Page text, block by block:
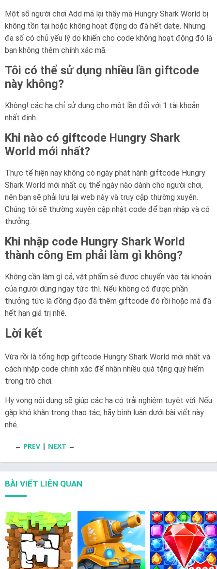
Một số người chơi Add mã lại thấy mã Hungry Shark World bị
không tồn tại hoặc không hoạt động do đã hết date. Nhưng
đa số có chủ yếu lý do khiến cho code không hoạt động đó là
bạn không thêm chính xác mã.
Tôi có thể sử dụng nhiều lần giftcode
này không?
Không! các hạ chỉ sử dụng cho một lần đối với 1 tài khoản
nhất định.
Khi nào có giftcode Hungry Shark
World mới nhất?
Thực tế hiện nay không có ngày phát hành giftcode Hungry
Shark World mới nhất cụ thể ngày nào dành cho người chơi,
nên bạn sẽ phải lưu lại web này và truy cập thường xuyên.
Chúng tôi sẽ thường xuyên cập nhật code để bạn nhập và có
thưởng.
Khi nhập code Hungry Shark World
thành công Em phải làm gì không?
Không cần làm gì cả, vật phẩm sẽ được chuyển vào tài khoản
của người dùng ngay tức thì. Nếu không có được phần
thưởng tức là đồng đạo đã thêm giftcode đó rồi hoặc mã đã
hết hạn giá trị nhé.
Lời kết
Vừa rồi là tổng hợp giftcode Hungry Shark World mới nhất và
cách nhập code chính xác để nhận nhiều quà tặng quý hiếm
trong trò chơi.
Hy vọng nội dung sẽ giúp các hạ có trải nghiệm tuyệt vời. Nếu
gặp khó khăn trong thao tác, hãy bình luận dưới bài viết này
nhé.
← PREV | NEXT →
BÀI VIẾT LIÊN QUAN